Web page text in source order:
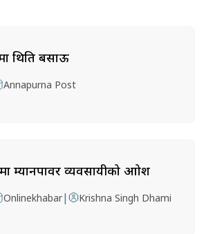
थिति बसाऊ
Annapurna Post
म्यानपावर व्यवसायीको आक्रोश
Onlinekhabar| Krishna Singh Dhami